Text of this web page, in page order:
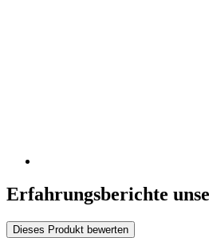
Erfahrungsberichte
Dieses Produkt bewerten